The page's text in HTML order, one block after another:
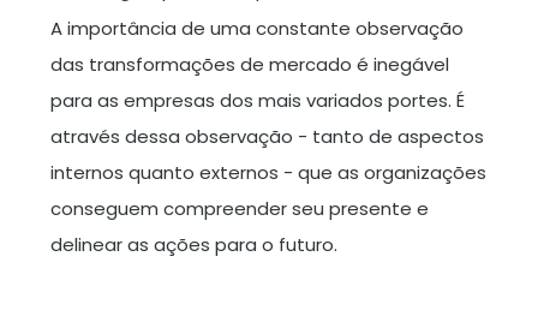
A importância de uma constante observação
das transformações de mercado é inegável
para as empresas dos mais variados portes. É
através dessa observação - tanto de aspectos
internos quanto externos - que as organizações
conseguem compreender seu presente e
delinear as ações para o futuro.